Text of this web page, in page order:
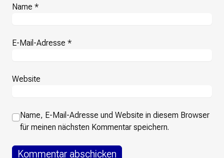
Name *
E-Mail-Adresse *
Website
Name, E-Mail-Adresse und Website in diesem Browser
für meinen nächsten Kommentar speichern.